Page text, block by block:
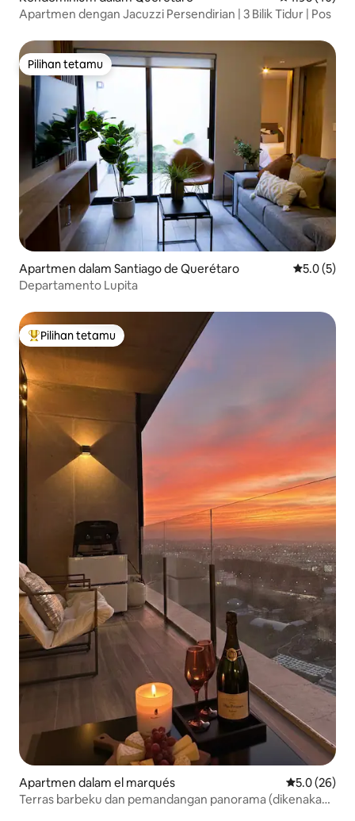
Apartmen dengan Jacuzzi Persendirian | 3 Bilik Tidur | Pos
Pilihan tetamu
Pilihan tetamu
Apartmen dalam Santiago de Querétaro Penarafan
5.0 (5)
Departamento Lupita
Pilihan utama tetamu
Pilihan tetamu
Apartmen dalam el marqués Penarafan
5.0 (26)
Terras barbeku dan pemandangan panorama (dikenakan